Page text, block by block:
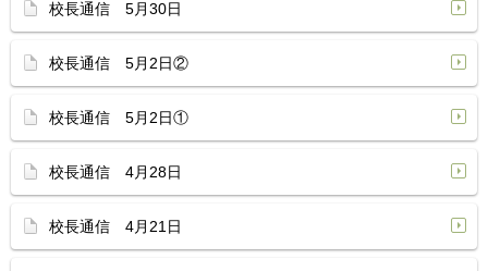
校長通信 5月30日
校長通信 5月2日②
校長通信 5月2日①
校長通信 4月28日
校長通信 4月21日